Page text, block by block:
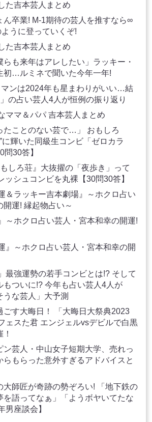
た吉本芸人まとめ
ん卒業! M-1期待の芸人を推すなら∞
うに登っていくぞ!
た吉本芸人まとめ
らも来年はアレしたい」ラッキー・
初…ルミネで聞いた今年一年!
マンは2024年も星まわりがいい…結
の占い芸人4人が恒例の振り返り
ママ＆パパ 吉本芸人まとめ
たことのない芸で…」 おもしろ
に輝いた同級生コンビ「ゼロカラ
問30答】
しろ荘』大抜擢の「夜歩き」って
ッシュコンビを丸裸【30問30答】
＆ラッキー吉本劇場』～ホクロ占い
運! 縁起物占い～
～ホクロ占い芸人・宮本和幸の開運!
』～ホクロ占い芸人・宮本和幸の開
最強運勢の若手コンビとは!? そして
もついに!? 今年も占い芸人4人が
うな芸人」大予測
ごす大晦日！ 「大晦日大祭典2023
ェスた君 エンジェルvsデビルで白黒
ン芸人・中山女子短期大学、売れっ
らもらった意外すぎるアドバイスと
大師匠が奇跡の勢ぞろい! 「地下鉄の
を語ってなぁ」「ようボヤいてたな
男座談会】